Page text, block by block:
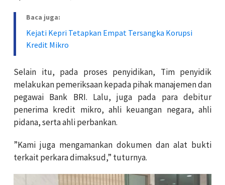
Baca juga:
Kejati Kepri Tetapkan Empat Tersangka Korupsi
Kredit Mikro
Selain itu, pada proses penyidikan, Tim penyidik
melakukan pemeriksaan kepada pihak manajemen dan
pegawai Bank BRI. Lalu, juga pada para debitur
penerima kredit mikro, ahli keuangan negara, ahli
pidana, serta ahli perbankan.
”Kami juga mengamankan dokumen dan alat bukti
terkait perkara dimaksud,” tuturnya.